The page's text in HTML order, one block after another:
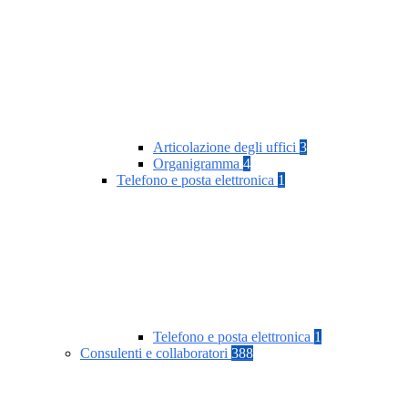
Articolazione degli uffici 3
Organigramma 4
Telefono e posta elettronica 1
Telefono e posta elettronica 1
Consulenti e collaboratori 388